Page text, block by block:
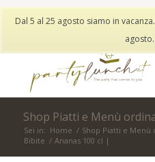
My
Shop Piatti e Menù
Sei in: Home / Shop Piatti e
Bibite / Ananas 100 cl |
Dal 5 al 25 agosto siamo in
agosto.